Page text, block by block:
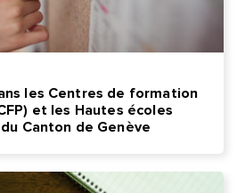
les Centres de formation
et les Hautes écoles
Canton de Genève